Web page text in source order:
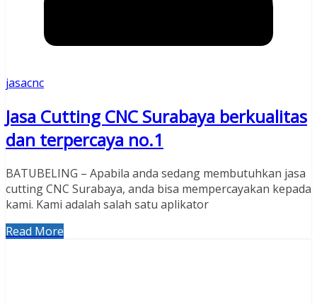
jasacnc
Jasa Cutting CNC Surabaya berkualitas
dan terpercaya no.1
BATUBELING – Apabila anda sedang membutuhkan jasa
cutting CNC Surabaya, anda bisa mempercayakan kepada
kami. Kami adalah salah satu aplikator
Read More